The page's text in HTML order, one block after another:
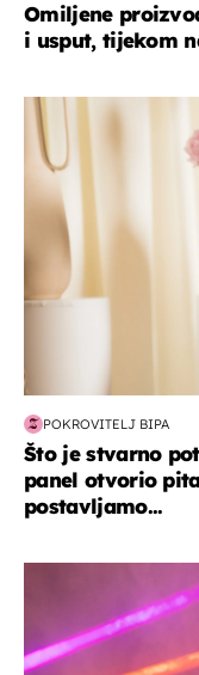
Omiljene
i usput, tijekom
moda & ljepota
POKROVITELJ BIPA
Što je stvarno
panel otvorio
postavljamo...